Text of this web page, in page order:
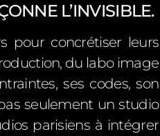
L’INVISIBLE.
pour concrétiser leurs
du labo image
ses codes, son
seulement un studio
parisiens à intégrer